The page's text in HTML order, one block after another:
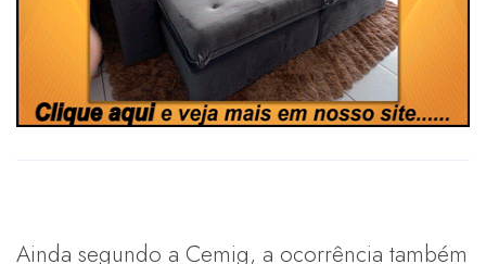
Ainda segundo a Cemig, a ocorrência também